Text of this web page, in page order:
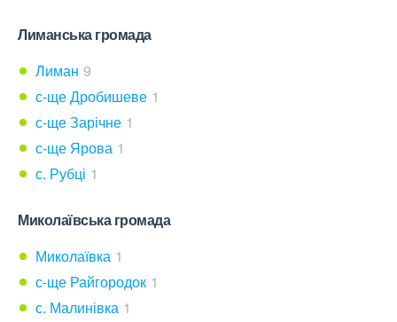
Лиманська громада
Лиман 9
с-ще Дробишеве 1
с-ще Зарічне 1
с-ще Ярова 1
с. Рубці 1
Миколаївська громада
Миколаївка 1
с-ще Райгородок 1
с. Малинівка 1